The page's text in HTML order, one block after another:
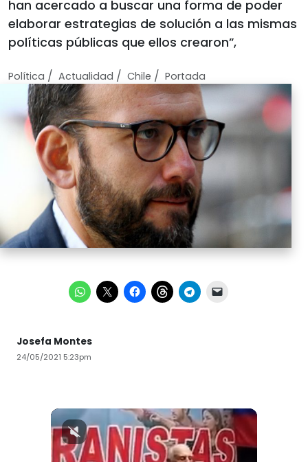
han acercado a buscar una forma de poder
elaborar estrategias de solución a las mismas
políticas públicas que ellos crearon”,
Política / Actualidad / Chile / Portada
Josefa Montes
24/05/2021 5:23pm